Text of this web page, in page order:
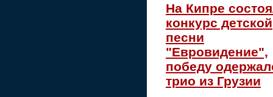
На Кипре
конкурс детской
песни
"Евровидение",
победу
трио из Грузии